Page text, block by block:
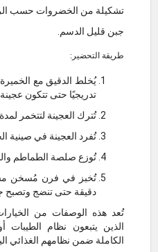
تشكيلة من الخضروات حسب
جبن قليل الدسم.
طريقة التحضير:
يُخلط الدقيق مع
تدريجيًا حتى تتكون
تُترك العجينة لتتخمر لمدة 45 دقيقة.
تُفرد العجينة في صينية
تُوزع صلصة الطماطم
دقيقة حتى تنضج وتصبح
تُعد هذه الوصفات من
الذين يتبعون نظام
الكاملة ضمن نظامهم الغذائي